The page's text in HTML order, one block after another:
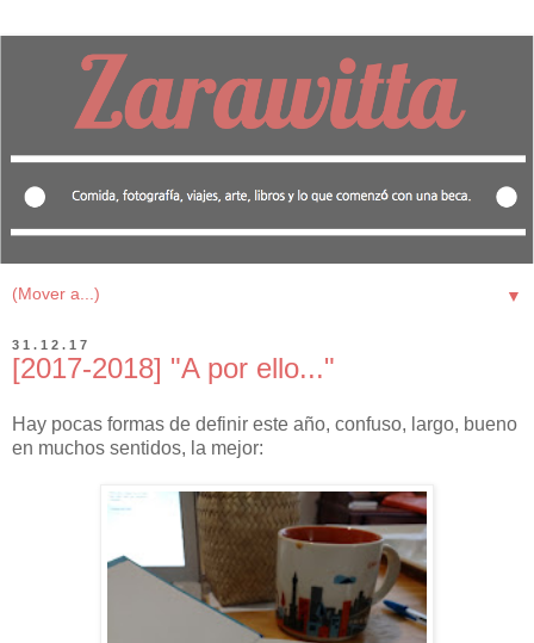
▼
31.12.17
[2017-2018] "A por ello..."
Hay pocas formas de definir este año, confuso, largo, bueno
en muchos sentidos, la mejor: